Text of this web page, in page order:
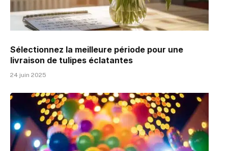
Sélectionnez la meilleure période pour une
livraison de tulipes éclatantes
24 juin 2025